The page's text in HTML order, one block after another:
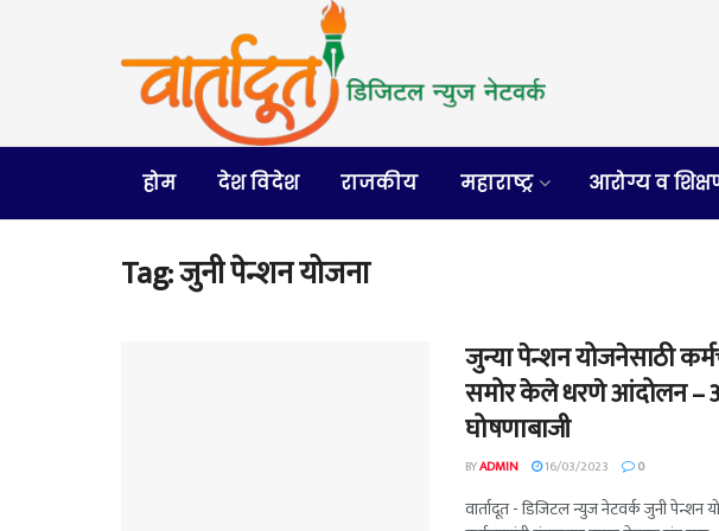
होम देश विदेश राजकीय महाराष्ट्र आरोग्य व
Tag:जुनी पेन्शन योजना
जुन्या पेन्शन योजनेसाठी
समोर केले धरणे आंदोलन –
घोषणाबाजी
BYADMIN 16/03/2023 0
वार्तादूत - डिजिटल न्युज नेटवर्क जुनी पेन्शन